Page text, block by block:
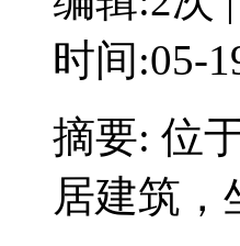
时间:05-
摘要: 位
居建筑，